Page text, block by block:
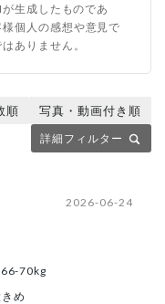
生成したものであ
個人の感想や意見で
ありません。
詳細フィルター
順 写真・動画付き順
2026-06-24
66-70kg
め